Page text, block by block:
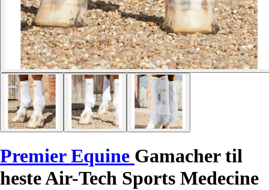
Premier Equine Gamacher til
heste Air-Tech Sports Medecine